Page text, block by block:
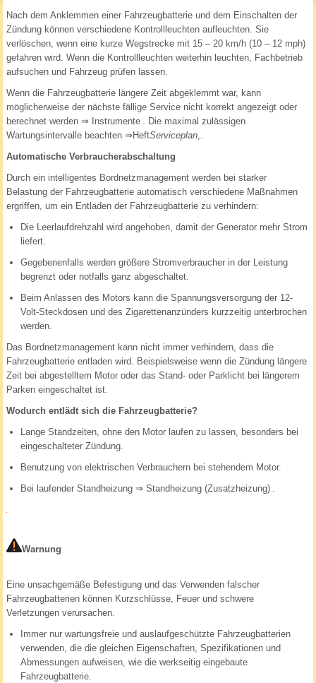
Nach dem Anklemmen einer Fahrzeugbatterie und dem Einschalten der
Zündung können verschiedene Kontrollleuchten aufleuchten. Sie
verlöschen, wenn eine kurze Wegstrecke mit 15 – 20 km/h (10 – 12 mph)
gefahren wird. Wenn die Kontrollleuchten weiterhin leuchten, Fachbetrieb
aufsuchen und Fahrzeug prüfen lassen.
Wenn die Fahrzeugbatterie längere Zeit abgeklemmt war, kann
möglicherweise der nächste fällige Service nicht korrekt angezeigt oder
berechnet werden ⇒ Instrumente . Die maximal zulässigen
Wartungsintervalle beachten ⇒HeftServiceplan,.
Automatische Verbraucherabschaltung
Durch ein intelligentes Bordnetzmanagement werden bei starker
Belastung der Fahrzeugbatterie automatisch verschiedene Maßnahmen
ergriffen, um ein Entladen der Fahrzeugbatterie zu verhindern:
Die Leerlaufdrehzahl wird angehoben, damit der Generator mehr Strom
liefert.
Gegebenenfalls werden größere Stromverbraucher in der Leistung
begrenzt oder notfalls ganz abgeschaltet.
Beim Anlassen des Motors kann die Spannungsversorgung der 12-
Volt-Steckdosen und des Zigarettenanzünders kurzzeitig unterbrochen
werden.
Das Bordnetzmanagement kann nicht immer verhindern, dass die
Fahrzeugbatterie entladen wird. Beispielsweise wenn die Zündung längere
Zeit bei abgestelltem Motor oder das Stand- oder Parklicht bei längerem
Parken eingeschaltet ist.
Wodurch entlädt sich die Fahrzeugbatterie?
Lange Standzeiten, ohne den Motor laufen zu lassen, besonders bei
eingeschalteter Zündung.
Benutzung von elektrischen Verbrauchern bei stehendem Motor.
Bei laufender Standheizung ⇒ Standheizung (Zusatzheizung) .
Warnung
Eine unsachgemäße Befestigung und das Verwenden falscher
Fahrzeugbatterien können Kurzschlüsse, Feuer und schwere
Verletzungen verursachen.
Immer nur wartungsfreie und auslaufgeschützte Fahrzeugbatterien
verwenden, die die gleichen Eigenschaften, Spezifikationen und
Abmessungen aufweisen, wie die werkseitig eingebaute
Fahrzeugbatterie.